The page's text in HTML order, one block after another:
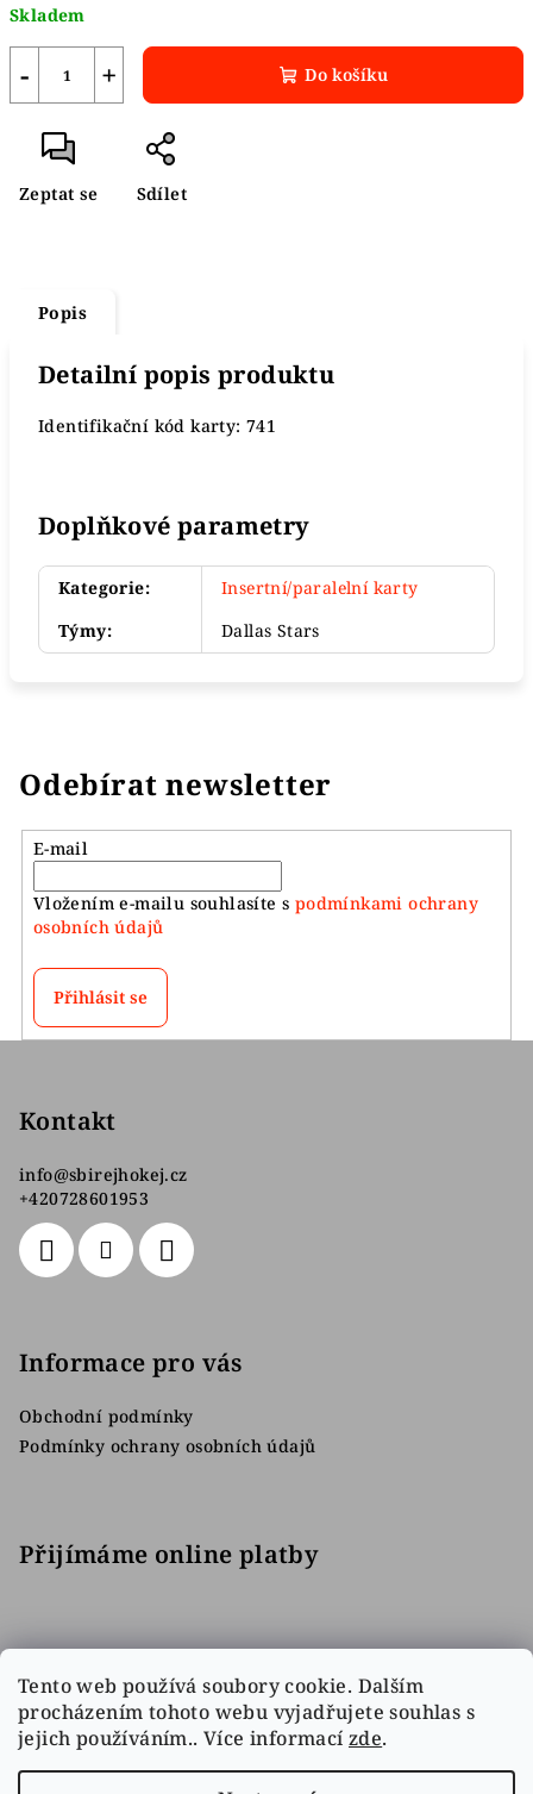
Tento web používá soubory cookie. Dalším
procházením tohoto webu vyjadřujete souhlas s
jejich používáním.. Více informací zde.
cena:
Skladem
+
− Do košíku
Zeptat se Sdílet
Popis
Detailní popis produktu
Identifikační kód karty: 741
Doplňkové parametry
Kategorie:
Insertní/paralelní karty
Týmy: Dallas Stars
Odebírat newsletter
E-mail
Vložením e-mailu souhlasíte s podmínkami ochrany
osobních údajů
Přihlásit se
Kontakt
info@sbirejhokej.cz
+420728601953
Informace pro vás
Obchodní podmínky
Podmínky ochrany osobních údajů
Přijímáme online platby
Facebook